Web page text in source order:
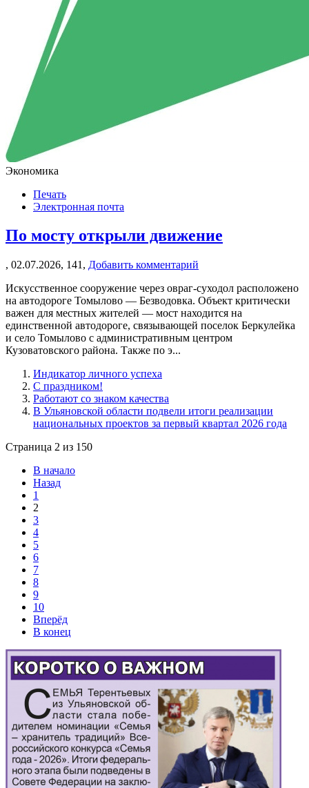
Экономика
Печать
Электронная почта
По мосту открыли движение
, 02.07.2026, 141, Добавить комментарий
Искусственное сооружение через овраг-суходол расположено
на автодороге Томылово — Безводовка. Объект критически
важен для местных жителей — мост находится на
единственной автодороге, связывающей поселок Беркулейка
и село Томылово с административным центром
Кузоватовского района. Также по э...
Индикатор личного успеха
С праздником!
Работают со знаком качества
В Ульяновской области подвели итоги реализации
национальных проектов за первый квартал 2026 года
Страница 2 из 150
В начало
Назад
1
2
3
4
5
6
7
8
9
10
Вперёд
В конец